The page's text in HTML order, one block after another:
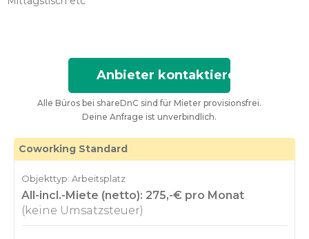
Anbieter kontaktieren
Alle Büros bei shareDnC sind für Mieter provisionsfrei.
Deine Anfrage ist unverbindlich.
Coworking Standard
Objekttyp: Arbeitsplatz
All-incl.-Miete (netto): 275,-€ pro Monat
(keine Umsatzsteuer)